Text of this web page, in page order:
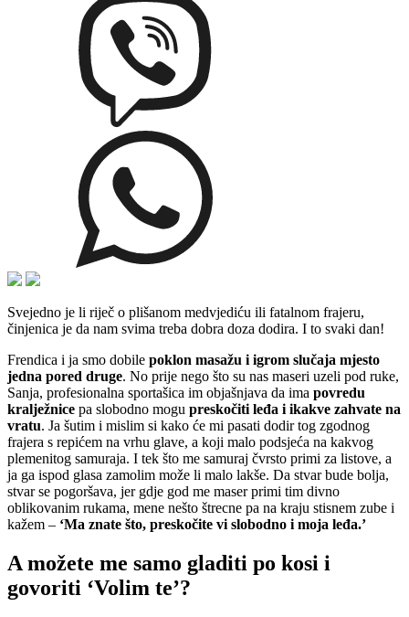
Svejedno je li riječ o plišanom medvjediću ili fatalnom frajeru,
činjenica je da nam svima treba dobra doza dodira. I to svaki dan!
Frendica i ja smo dobile poklon masažu i igrom slučaja mjesto
jedna pored druge. No prije nego što su nas maseri uzeli pod ruke,
Sanja, profesionalna sportašica im objašnjava da ima povredu
kralježnice pa slobodno mogu preskočiti leđa i ikakve zahvate na
vratu. Ja šutim i mislim si kako će mi pasati dodir tog zgodnog
frajera s repićem na vrhu glave, a koji malo podsjeća na kakvog
plemenitog samuraja. I tek što me samuraj čvrsto primi za listove, a
ja ga ispod glasa zamolim može li malo lakše. Da stvar bude bolja,
stvar se pogoršava, jer gdje god me maser primi tim divno
oblikovanim rukama, mene nešto štrecne pa na kraju stisnem zube i
kažem – ‘Ma znate što, preskočite vi slobodno i moja leđa.’
A možete me samo gladiti po kosi i
govoriti ‘Volim te’?